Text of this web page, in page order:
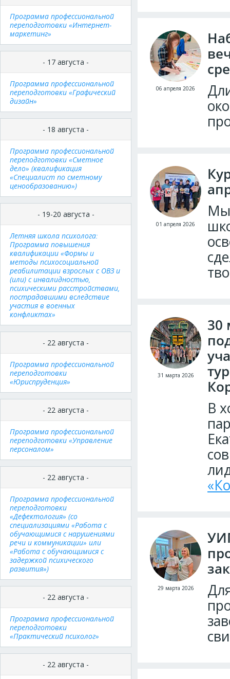
Программа профессиональной
переподготовки «Интернет-
маркетинг»
- 17 августа -
Программа профессиональной
переподготовки «Графический
дизайн»
- 18 августа -
Программа профессиональной
переподготовки «Сметное
дело» (квалификация
«Специалист по сметному
ценообразованию»)
- 19-20 августа -
Летняя школа психолога:
Программа повышения
квалификации «Формы и
методы психосоциальной
реабилитации взрослых с ОВЗ и
(или) с инвалидностью,
психическими расстройствами,
пострадавшими вследствие
участия в военных
конфликтах»
- 22 августа -
Программа профессиональной
переподготовки
«Юриспруденция»
- 22 августа -
Программа профессиональной
переподготовки «Управление
персоналом»
- 22 августа -
Программа профессиональной
переподготовки
«Дефектология» (со
специализациями «Работа с
обучающимися с нарушениями
речи и коммуникации» или
«Работа с обучающимися с
задержкой психического
развития»)
- 22 августа -
Программа профессиональной
переподготовки
«Практический психолог»
- 22 августа -
06 апреля 2026
Мы
01 апреля 2026
30
В
31 марта 2026
29 марта 2026